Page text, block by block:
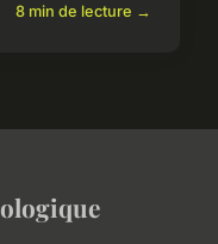
8 min de lecture →